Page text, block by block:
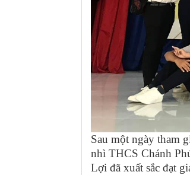
Sau một ngày tham
nhì THCS Chánh
Lợi đã xuất sắc đạt